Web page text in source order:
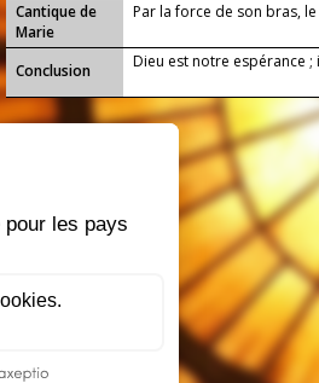
Cantique de
Marie
Par la force de son bras,
Conclusion Dieu est notre espérance